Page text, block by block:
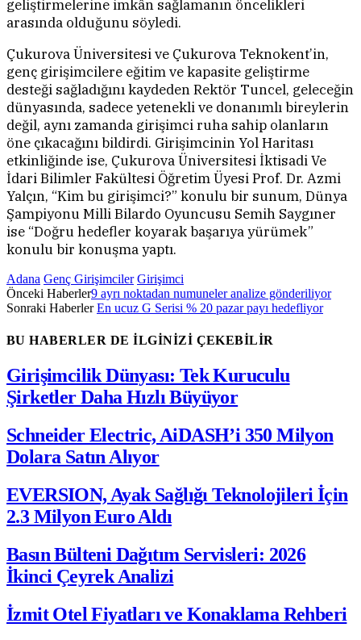
geliştirmelerine imkân sağlamanın öncelikleri
arasında olduğunu söyledi.
Çukurova Üniversitesi ve Çukurova Teknokent’in,
genç girişimcilere eğitim ve kapasite geliştirme
desteği sağladığını kaydeden Rektör Tuncel, geleceğin
dünyasında, sadece yetenekli ve donanımlı bireylerin
değil, aynı zamanda girişimci ruha sahip olanların
öne çıkacağını bildirdi. Girişimcinin Yol Haritası
etkinliğinde ise, Çukurova Üniversitesi İktisadi Ve
İdari Bilimler Fakültesi Öğretim Üyesi Prof. Dr. Azmi
Yalçın, “Kim bu girişimci?” konulu bir sunum, Dünya
Şampiyonu Milli Bilardo Oyuncusu Semih Saygıner
ise “Doğru hedefler koyarak başarıya yürümek”
konulu bir konuşma yaptı.
Adana Genç Girişimciler Girişimci
Önceki Haberler9 ayrı noktadan numuneler analize gönderiliyor
Sonraki HaberlerEn ucuz G Serisi % 20 pazar payı hedefliyor
BU HABERLER DE İLGİNİZİ ÇEKEBİLİR
Girişimcilik Dünyası: Tek Kuruculu
Şirketler Daha Hızlı Büyüyor
Schneider Electric, AiDASH’i 350 Milyon
Dolara Satın Alıyor
EVERSION, Ayak Sağlığı Teknolojileri İçin
2.3 Milyon Euro Aldı
Basın Bülteni Dağıtım Servisleri: 2026
İkinci Çeyrek Analizi
İzmit Otel Fiyatları ve Konaklama Rehberi